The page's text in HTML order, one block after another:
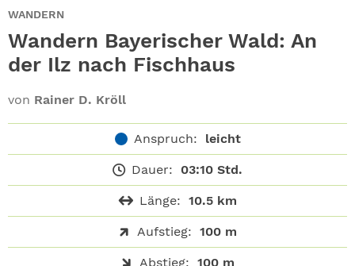
WANDERN
Wandern Bayerischer Wald: An
der Ilz nach Fischhaus
von Rainer D. Kröll
Anspruch: leicht
Dauer: 03:10 Std.
Länge: 10.5 km
Aufstieg: 100 m
Abstieg: 100 m
GEWINNEN
NEWSLETTER
SHOP